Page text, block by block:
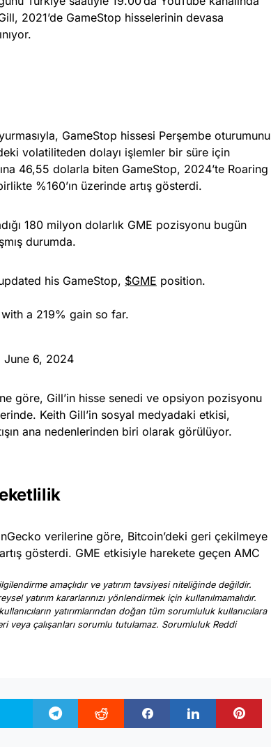
2021’de GameStop hisselerinin devasa
GameStop hissesi Perşembe oturumunu
volatiliteden dolayı işlemler bir süre için
46,55 dolarla biten GameStop, 2024’te Roaring
%160’ın üzerinde artış gösterdi.
180 milyon dolarlık GME pozisyonu bugün
durumda.
his GameStop, $GME position.
a 219% gain so far.
June 6, 2024
göre, Gill’in hisse senedi ve opsiyon pozisyonu
Keith Gill’in sosyal medyadaki etkisi,
ana nedenlerinden biri olarak görülüyor.
verilerine göre, Bitcoin’deki geri çekilmeye
gösterdi. GME etkisiyle harekete geçen AMC
amaçlıdır ve yatırım tavsiyesi niteliğinde değildir.
yatırım kararlarınızı yönlendirmek için kullanılmamalıdır.
yatırımlarından doğan tüm sorumluluk kullanıcılara
veya çalışanları sorumlu tutulamaz. Sorumluluk Reddi